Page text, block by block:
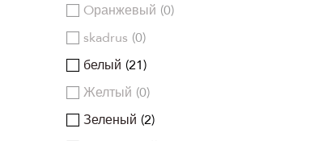
Oранжевый 0
skadrus 0
белый 21
Желтый 0
Зеленый 2